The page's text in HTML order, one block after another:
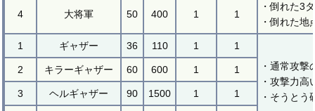
4 大将軍 50 400 1 1
・倒れた3
・倒れた
1 ギャザー 36 110 1
1
・通常攻撃
・攻撃力
・そうと
2 キラーギャザー 60 600 1 1
3 ヘルギャザー 90 1500 1 1